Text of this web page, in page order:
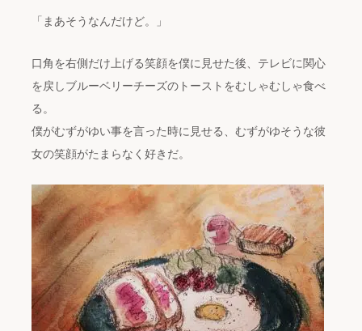
「まあそうなんだけど。」
口角を右側だけ上げる笑顔を僕に見せた後、テレビに関心
を戻しブルーベリーチーズのトーストをむしゃむしゃ食べ
る。
僕がむずがゆい事を言った時に見せる、むずがゆそうな彼
女の笑顔がたまらなく好きだ。